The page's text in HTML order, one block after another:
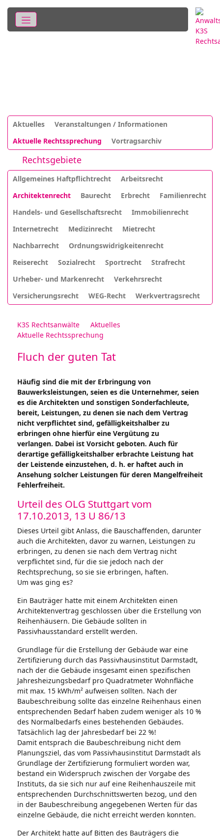
Aktuelles
Veranstaltungen / Informationen
Aktuelle Rechtssprechung
Vortragsarchiv
Rechtsgebiete
Allgemeines Haftpflichtrecht
Arbeitsrecht
Architektenrecht
Baurecht Erbrecht
Familienrecht
Handels- und Gesellschaftsrecht
Immobilienrecht
Internetrecht
Medizinrecht
Mietrecht
Nachbarrecht
Ordnungswidrigkeitenrecht
Reiserecht
Sozialrecht Sportrecht
Strafrecht
Urheber- und Markenrecht
Verkehrsrecht
Versicherungsrecht
WEG-Recht Werkvertragsrecht
K3S Rechtsanwälte
Aktuelles
Aktuelle Rechtssprechung
Fluch der guten Tat
Häufig sind die mit der Erbringung von
Bauwerksleistungen, seien es die Unternehmer, seien
es die Architekten und sonstigen Sonderfachleute,
bereit, Leistungen, zu denen sie nach dem Vertrag
nicht verpflichtet sind, gefälligkeitshalber zu
erbringen ohne hierfür eine Vergütung zu
verlangen. Dabei ist Vorsicht geboten. Auch für
derartige gefälligkeitshalber erbrachte Leistung hat
der Leistende einzustehen, d. h. er haftet auch in
Ansehung solcher Leistungen für deren Mangelfreiheit
Fehlerfreiheit.
Urteil des OLG Stuttgart vom
17.10.2013, 13 U 86/13
Dieses Urteil gibt Anlass, die Bauschaffenden, darunter
auch die Architekten, davor zu warnen, Leistungen zu
erbringen, zu denen sie nach dem Vertrag nicht
verpflichtet sind, für die sie jedoch nach der
Rechtsprechung, so sie sie erbringen, haften.
Um was ging es?
Ein Bauträger hatte mit einem Architekten einen
Architektenvertrag geschlossen über die Erstellung von
Reihenhäusern. Die Gebäude sollten in
Passivhausstandard erstellt werden.
Grundlage für die Erstellung der Gebäude war eine
Zertifizierung durch das Passivhausinstitut Darmstadt,
nach der die Gebäude insgesamt einen spezifischen
Jahresheizungsbedarf pro Quadratmeter Wohnfläche
mit max. 15 kWh/m² aufweisen sollten. Nach der
Baubeschreibung sollte das einzelne Reihenhaus einen
entsprechenden Bedarf haben zudem weniger als 10 %
des Normalbedarfs eines bestehenden Gebäudes.
Tatsächlich lag der Jahresbedarf bei 22 %!
Damit entsprach die Baubeschreibung nicht dem
Planungsziel, das vom Passivhausinstitut Darmstadt als
Grundlage der Zertifizierung formuliert worden war,
bestand ein Widerspruch zwischen der Vorgabe des
Instituts, da sie sich nur auf eine Reihenhauszeile mit
entsprechenden Durchschnittswerten bezog, und den
in der Baubeschreibung angegebenen Werten für das
einzelne Gebäude, die nicht erreicht werden konnten.
Der Architekt hatte auf Bitten des Bauträgers die